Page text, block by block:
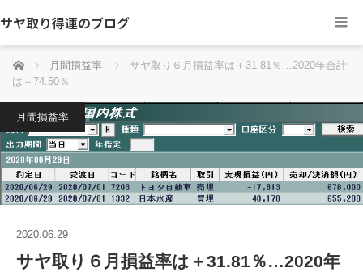
サヤ取り得運のブログ
ホーム 月間損益率
サヤ取り６月損益率は＋31.81％…2020年合計
は＋74.50％
月間損益率
2020.06.29
サヤ取り６月損益率は＋31.81％…2020年